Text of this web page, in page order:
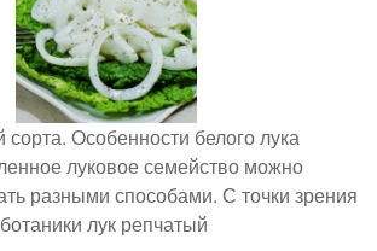
сорта. Особенности белого лука
луковое семейство можно
разными способами. С точки зрения
ботаники лук репчатый